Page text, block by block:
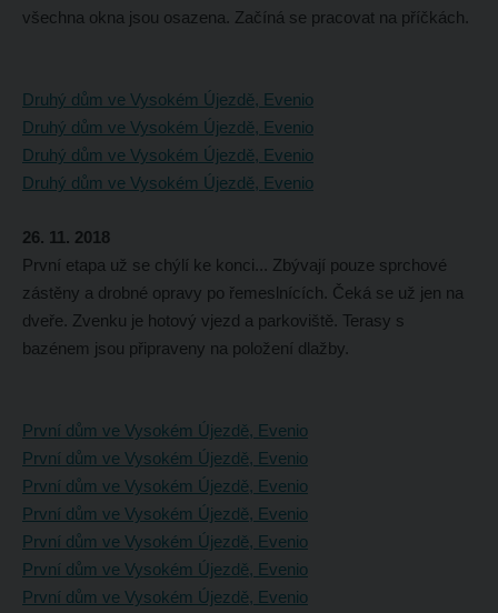
všechna okna jsou osazena. Začíná se pracovat na příčkách.
Druhý dům ve Vysokém Újezdě, Evenio
Druhý dům ve Vysokém Újezdě, Evenio
Druhý dům ve Vysokém Újezdě, Evenio
Druhý dům ve Vysokém Újezdě, Evenio
26. 11. 2018
První etapa už se chýlí ke konci... Zbývají pouze sprchové
zástěny a drobné opravy po řemeslnících. Čeká se už jen na
dveře. Zvenku je hotový vjezd a parkoviště. Terasy s
bazénem jsou připraveny na položení dlažby.
První dům ve Vysokém Újezdě, Evenio
První dům ve Vysokém Újezdě, Evenio
První dům ve Vysokém Újezdě, Evenio
První dům ve Vysokém Újezdě, Evenio
První dům ve Vysokém Újezdě, Evenio
První dům ve Vysokém Újezdě, Evenio
První dům ve Vysokém Újezdě, Evenio